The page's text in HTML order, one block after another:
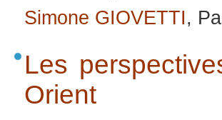
Simone GIOVETTI,
Les
Orient